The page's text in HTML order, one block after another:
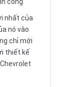
nhất của
nó vào
chỉ mới
thiết kế